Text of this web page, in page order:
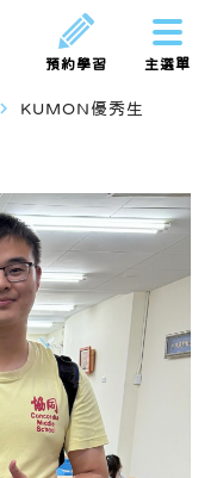
主選單
預約學習
navigate_next KUMON優秀生